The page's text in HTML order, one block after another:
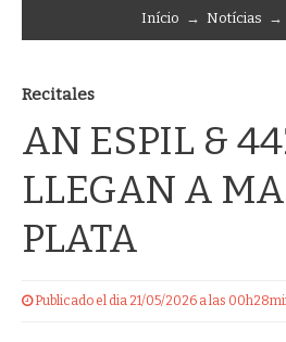
Início → Notícias →
Recitales
AN ESPIL &
LLEGAN A
PLATA
Publicado el dia 21/05/2026 a las